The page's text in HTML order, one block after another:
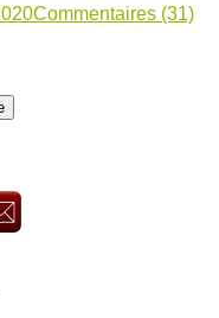
Commentaires (31)